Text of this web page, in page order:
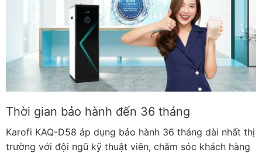
Thời gian bảo hành đến 36 tháng
Karofi KAQ-D58 áp dụng bảo hành 36 tháng dài nhất thị
trường với đội ngũ kỹ thuật viên, chăm sóc khách hàng